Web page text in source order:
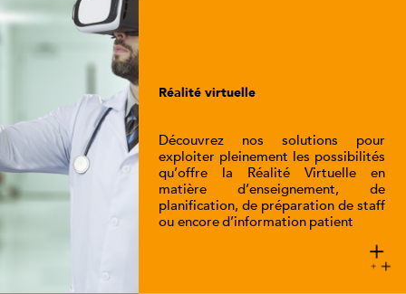
Réalité virtuelle
Découvrez nos solutions pour
exploiter pleinement les possibilités
qu’offre la Réalité Virtuelle en
matière d’enseignement, de
planification, de préparation de staff
ou encore d’information patient